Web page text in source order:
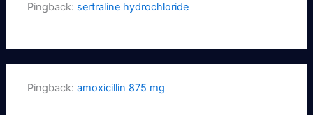
Pingback: sertraline hydrochloride
Pingback:amoxicillin 875 mg